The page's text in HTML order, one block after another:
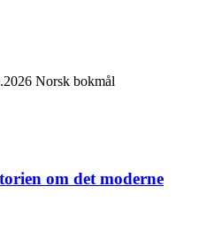
Norsk bokmål
om det moderne